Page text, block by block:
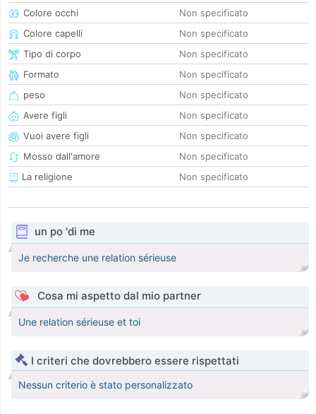
Colore occhi
Non specificato
Colore capelli
Non specificato
Tipo di corpo
Non specificato
Formato
Non specificato
peso
Non specificato
Avere figli
Non specificato
Vuoi avere figli
Non specificato
Mosso dall'amore
Non specificato
La religione
Non specificato
un po 'di me
Je recherche une relation sérieuse
Cosa mi aspetto dal mio partner
Une relation sérieuse et toi
I criteri che dovrebbero essere rispettati
Nessun criterio è stato personalizzato